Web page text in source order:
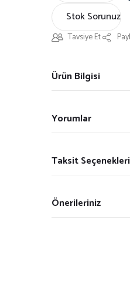
Stok Sorunuz
Tavsiye Et
Ürün Bilgisi
Yorumlar
Taksit Seçenekleri
Önerileriniz